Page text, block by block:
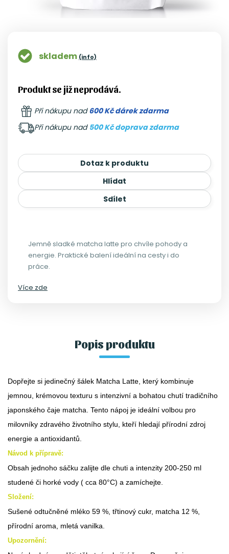
skladem (info)
Produkt se již neprodává.
Při nákupu nad600 Kč dárek zdarma
Při nákupu nad 500 Kč doprava zdarma
Dotaz k produktu
Hlídat
Sdílet
Jemně sladké matcha latte pro chvíle pohody a
energie. Praktické balení ideální na cesty i do
práce.
Více zde
Popis produktu
Dopřejte si jedinečný šálek Matcha Latte, který kombinuje
jemnou, krémovou texturu s intenzivní a bohatou chutí tradičního
japonského čaje matcha. Tento nápoj je ideální volbou pro
milovníky zdravého životního stylu, kteří hledají přírodní zdroj
energie a antioxidantů.
Návod k přípravě:
Obsah jednoho sáčku zalijte dle chuti a intenzity 200-250 ml
studené či horké vody ( cca 80°C) a zamíchejte.
Složení:
Sušené odtučněné mléko 59 %, třtinový cukr, matcha 12 %,
přírodní aroma, mletá vanilka.
Upozornění: